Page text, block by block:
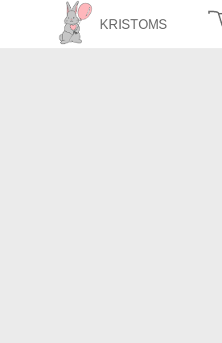
KRISTOMS